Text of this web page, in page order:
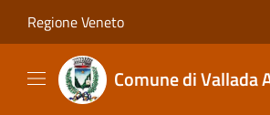
Regione Veneto
Comune di Vallada